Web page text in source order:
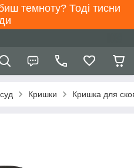
темноту? Тоді тисни
Кришки Кришка для